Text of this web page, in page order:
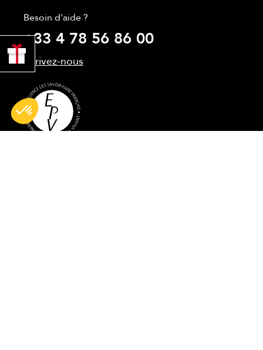
PROFITER
DE 10% !
Besoin d'aide ?
+33 4 78 56 86 00
Ecrivez-nous